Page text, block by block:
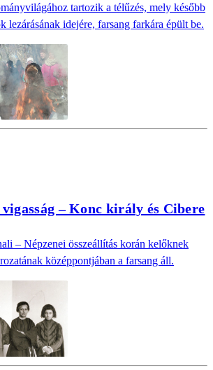
tartozik a télűzés, mely később
lezárásának idejére, farsang farkára épült be.
– Konc király és Cibere
– Népzenei összeállítás korán kelőknek
középpontjában a farsang áll.